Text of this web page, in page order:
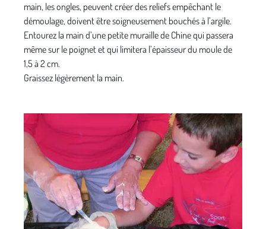
main, les ongles, peuvent créer des reliefs empêchant le
démoulage, doivent être soigneusement bouchés à l’argile.
Entourez la main d’une petite muraille de Chine qui passera
même sur le poignet et qui limitera l’épaisseur du moule de
1,5 à 2 cm.
Graissez légèrement la main.